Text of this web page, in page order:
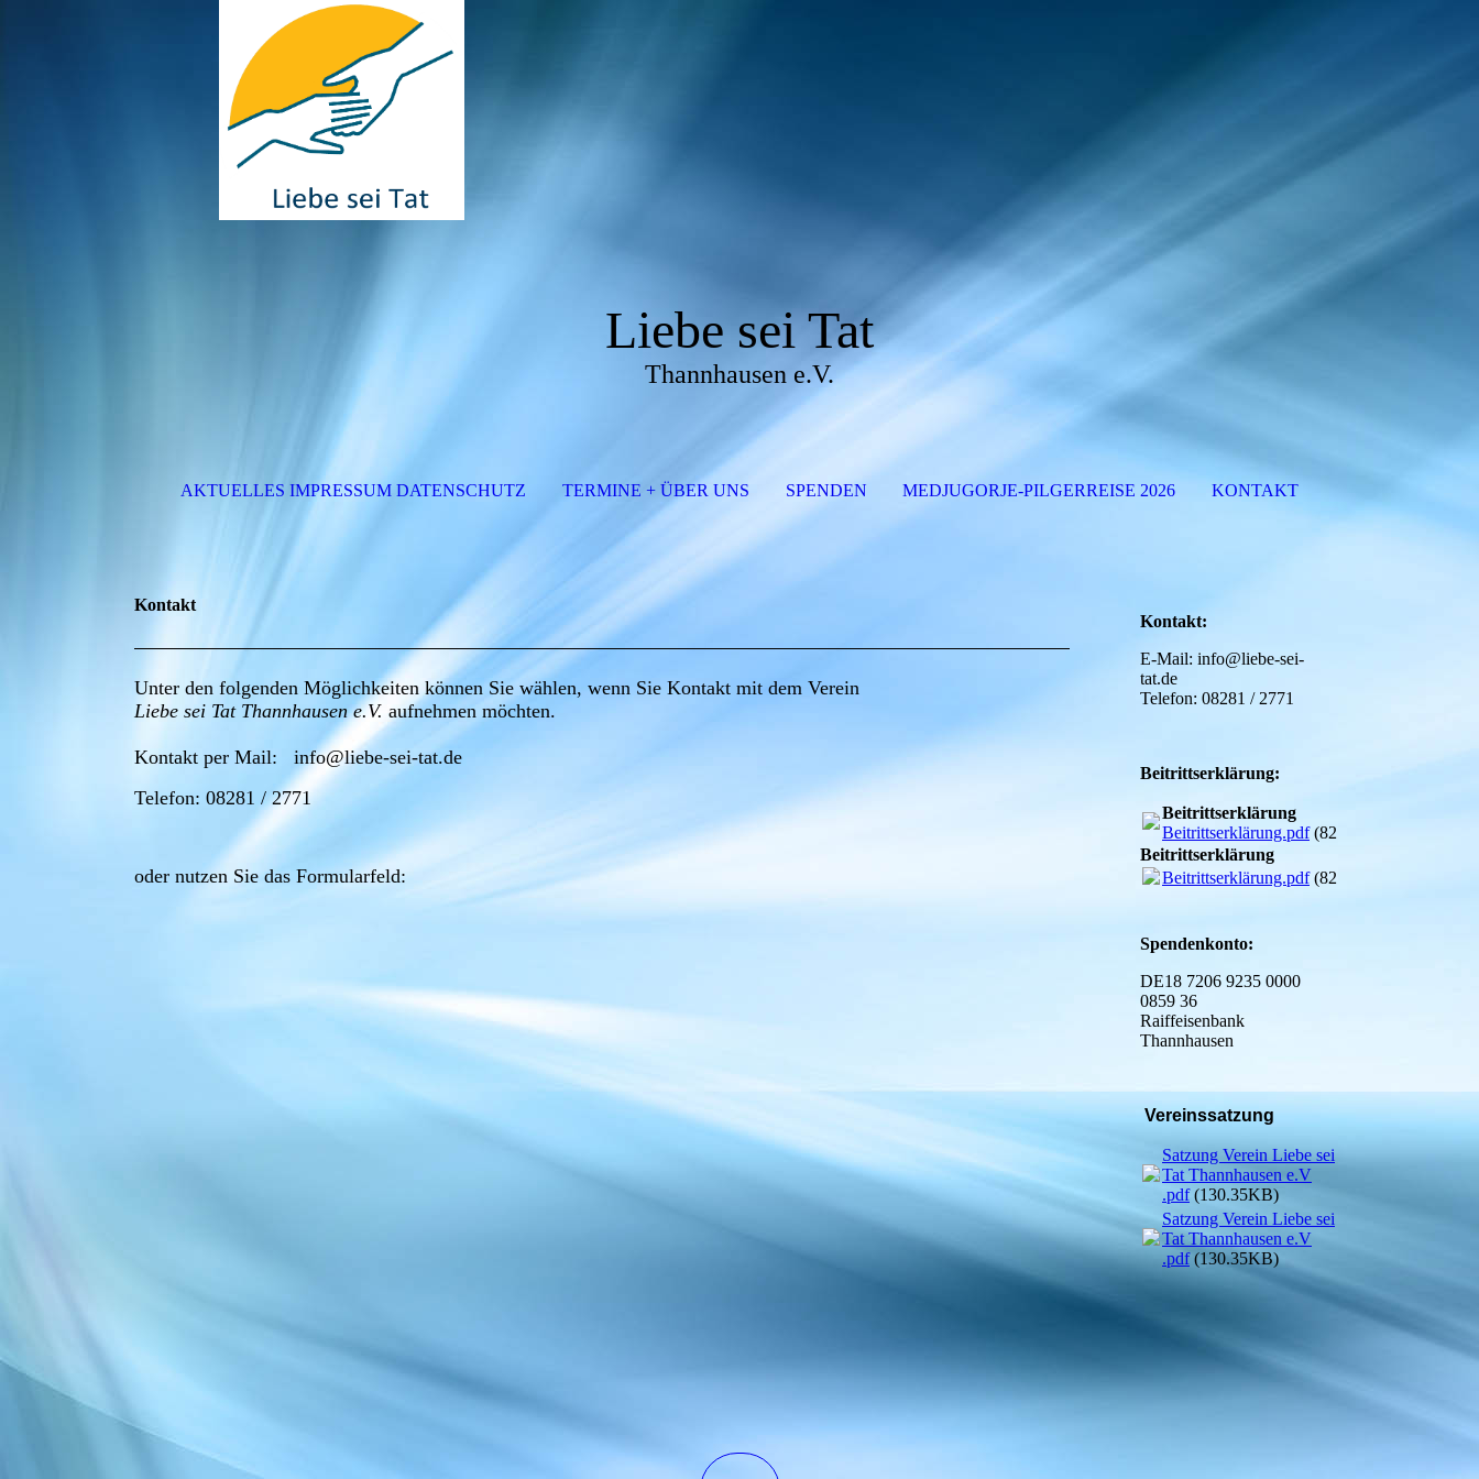
Liebe sei Tat
Thannhausen e.V.
AKTUELLES IMPRESSUM DATENSCHUTZ TERMINE + ÜBER UNS SPENDEN MEDJUGORJE-PILGERREISE 2026 KONTAKT
Kontakt
Unter den folgenden Möglichkeiten können Sie wählen, wenn Sie Kontakt mit dem Verein
Liebe sei Tat Thannhausen e.V. aufnehmen möchten.
Kontakt per Mail: info@liebe-sei-tat.de
Telefon: 08281 / 2771
oder nutzen Sie das Formularfeld:
Kontakt:
E-Mail: info@liebe-sei-
tat.de
Telefon: 08281 / 2771
Beitrittserklärung:
Beitrittserklärung
Beitrittserklärung.pdf(82.54KB)
Beitrittserklärung
Beitrittserklärung.pdf(82.54KB)
Spendenkonto:
DE18 7206 9235 0000
0859 36
Raiffeisenbank
Thannhausen
Vereinssatzung
Satzung Verein Liebe sei
Tat Thannhausen e.V
.pdf(130.35KB)
Satzung Verein Liebe sei
Tat Thannhausen e.V
.pdf(130.35KB)